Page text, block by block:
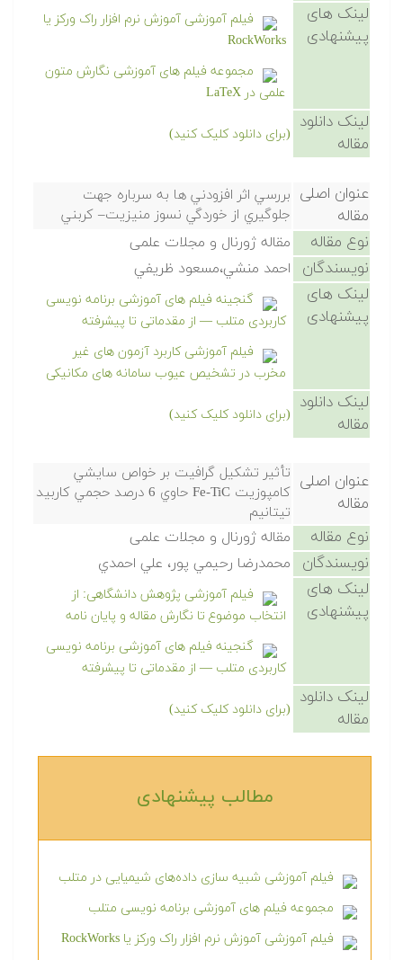
لینک های
پیشنهادی
فیلم آموزشی آموزش نرم افزار راک ورکز یا
RockWorks
مجموعه فیلم های آموزشی نگارش متون
علمی در LaTeX
لینک دانلود
مقاله
(برای دانلود کلیک کنید)
عنوان اصلی
مقاله
بررسي اثر افزودني ها به سرباره جهت
جلوگيري از خوردگي نسوز منيزيت– كربني
نوع مقاله مقاله ژورنال و مجلات علمی
نویسندگان احمد منشي،مسعود ظريفي
لینک های
پیشنهادی
گنجینه فیلم های آموزشی برنامه نویسی
کاربردی متلب — از مقدماتی تا پیشرفته
فیلم آموزشی کاربرد آزمون های غیر
مخرب در تشخیص عیوب سامانه های مکانیکی
لینک دانلود
مقاله
(برای دانلود کلیک کنید)
عنوان اصلی
مقاله
تأثير تشكيل گرافيت بر خواص سايشي
كامپوزيت Fe-TiC حاوي 6 درصد حجمي كاربيد
تيتانيم
نوع مقاله مقاله ژورنال و مجلات علمی
نویسندگان محمدرضا رحيمي پور، علي احمدي
لینک های
پیشنهادی
فیلم آموزشی پژوهش دانشگاهی: از
انتخاب موضوع تا نگارش مقاله و پایان نامه
گنجینه فیلم های آموزشی برنامه نویسی
کاربردی متلب — از مقدماتی تا پیشرفته
لینک دانلود
مقاله
(برای دانلود کلیک کنید)
مطالب پیشنهادی‎
فیلم آموزشی شبیه سازی داده‌های شیمیایی در متلب
مجموعه فیلم های آموزشی برنامه نویسی متلب
فیلم آموزشی آموزش نرم افزار راک ورکز یا RockWorks